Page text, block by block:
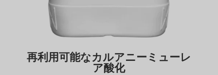
再利用可能なカルアニーミューレ
ア酸化